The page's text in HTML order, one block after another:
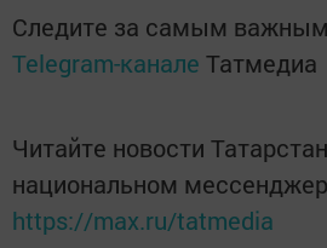
Следите за самым
Telegram-канале Татмедиа
Читайте новости
национальном
https://max.ru/tatmedia